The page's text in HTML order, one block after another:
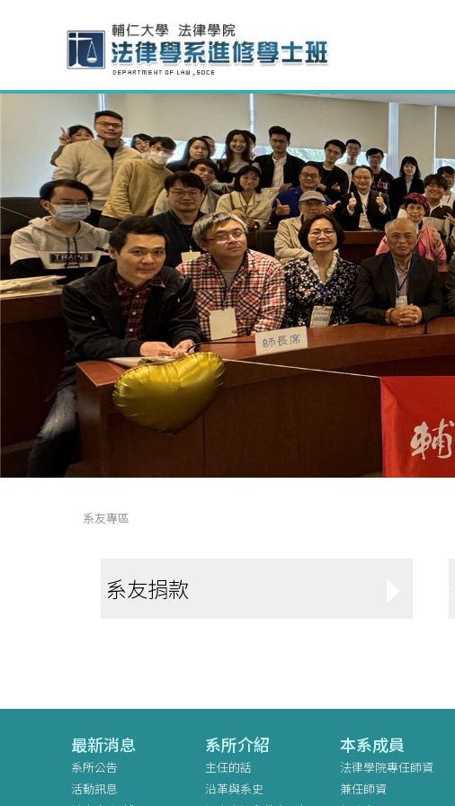
系友專區
系友捐款
最新消息
系所公告
活動訊息
系所介紹
主任的話
沿革與系史
本系成員
法律學院專任師資
兼任師資